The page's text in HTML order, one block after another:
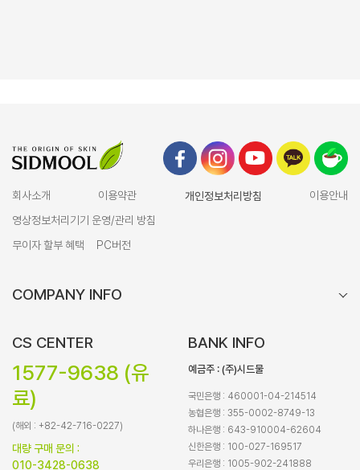
회사소개 이용약관 개인정보처리방침
이용안내
영상정보처리기기 운영/관리 방침
무이자 할부 혜택
PC버전
COMPANY INFO
CS CENTER
1577-9638 (유
료)
(해외 : +82-42-716-0227)
대량 구매 문의 :
010-3428-0638
BANK INFO
예금주 : (주)시드물
국민은행 : 460001-04-214514
농협은행 : 355-0002-8749-13
하나은행 : 643-910004-62604
신한은행 : 100-027-169517
우리은행 : 1005-902-241888